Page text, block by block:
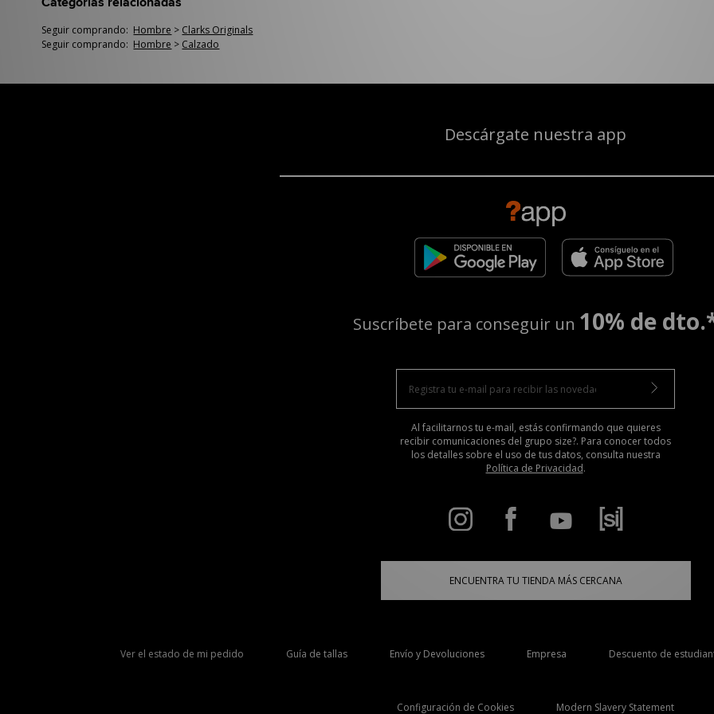
Seguir comprando: Hombre > Clarks Originals
Seguir comprando: Hombre > Calzado
Descárgate nuestra app
Suscríbete para conseguir un 10% de
Al facilitarnos tu e-mail, estás confirmando que quieres
recibir comunicaciones del grupo size?. Para conocer todos
los detalles sobre el uso de tus datos, consulta nuestra
Política de Privacidad.
ENCUENTRA TU TIENDA MÁS CERCANA
Ver el estado de mi pedido Guía de tallas Envío y Devoluciones Empresa Descuento de
Configuración de Cookies Modern Slavery Statement